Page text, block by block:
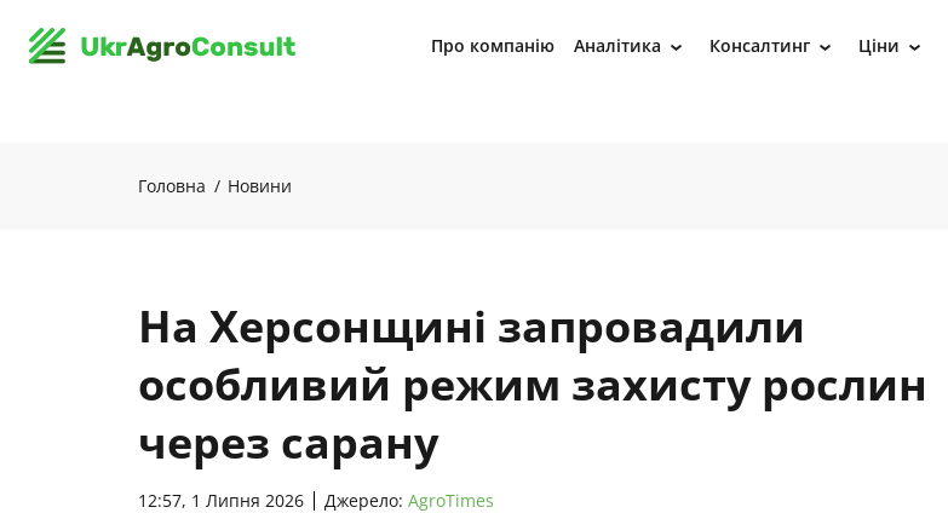
Про компанію Аналітика › Консалтинг › Ціни ›
Головна Новини
На Херсонщині запровадили
особливий режим захисту рослин
через сарану
12:57, 1 Липня 2026 Джерело: AgroTimes